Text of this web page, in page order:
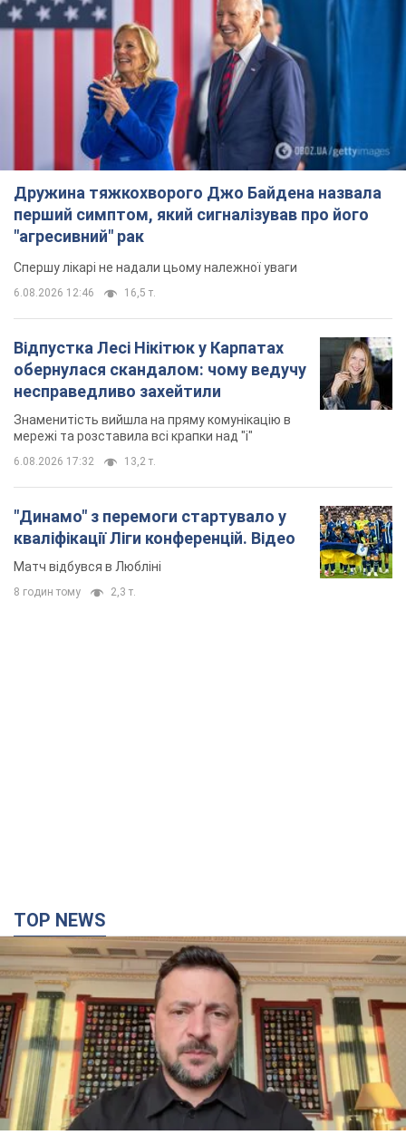
Дружина тяжкохворого Джо Байдена назвала
перший симптом, який сигналізував про його
"агресивний" рак
Спершу лікарі не надали цьому належної уваги
6.08.2026 12:46 16,5 т.
Відпустка Лесі Нікітюк у Карпатах
обернулася скандалом: чому ведучу
несправедливо захейтили
Знаменитість вийшла на пряму комунікацію в
мережі та розставила всі крапки над "і"
6.08.2026 17:32 13,2 т.
"Динамо" з перемоги стартувало у
кваліфікації Ліги конференцій. Відео
Матч відбувся в Любліні
8 годин тому 2,3 т.
TOP NEWS